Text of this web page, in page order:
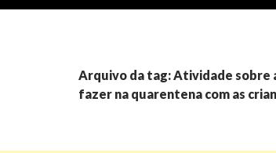
Arquivo da tag: Atividade sobre
fazer na quarentena com as